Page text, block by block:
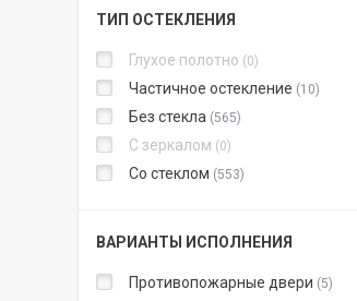
ТИП ОСТЕКЛЕНИЯ
Глухое полотно 0
Частичное остекление 10
Без стекла 565
С зеркалом 0
Со стеклом 553
ВАРИАНТЫ ИСПОЛНЕНИЯ
Противопожарные двери 5